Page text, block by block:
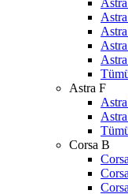
Astra F
Corsa B